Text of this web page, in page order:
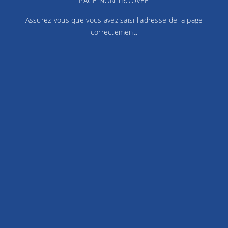
Assurez-vous que vous avez saisi l'adresse de la page
correctement.